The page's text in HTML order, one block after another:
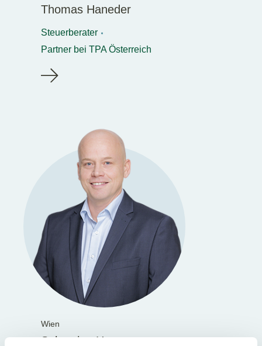
Thomas Haneder
Steuerberater
Partner bei TPA Österreich
Wien
Sebastian Haupt